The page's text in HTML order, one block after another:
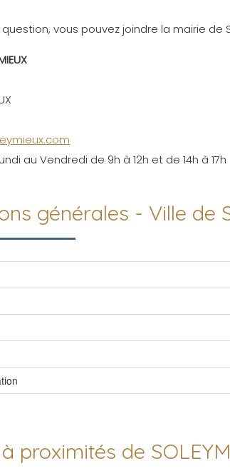
vous pouvez joindre la mairie de
au Vendredi de 9h à 12h et de 14h à 17h
générales - Ville de
proximités de